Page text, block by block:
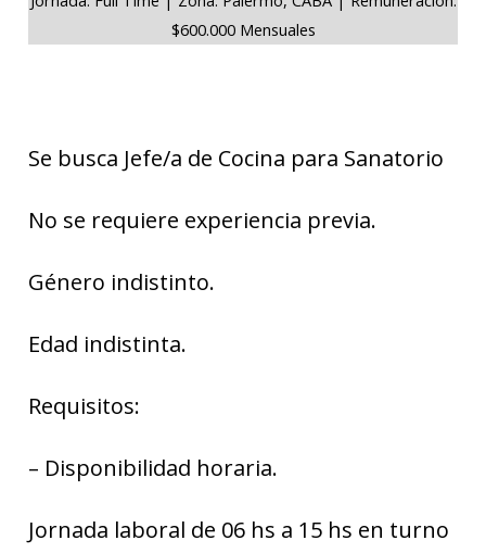
$600.000 Mensuales
Se busca Jefe/a de Cocina para Sanatorio
No se requiere experiencia previa.
Género indistinto.
Edad indistinta.
Requisitos:
– Disponibilidad horaria.
Jornada laboral de 06 hs a 15 hs en turno